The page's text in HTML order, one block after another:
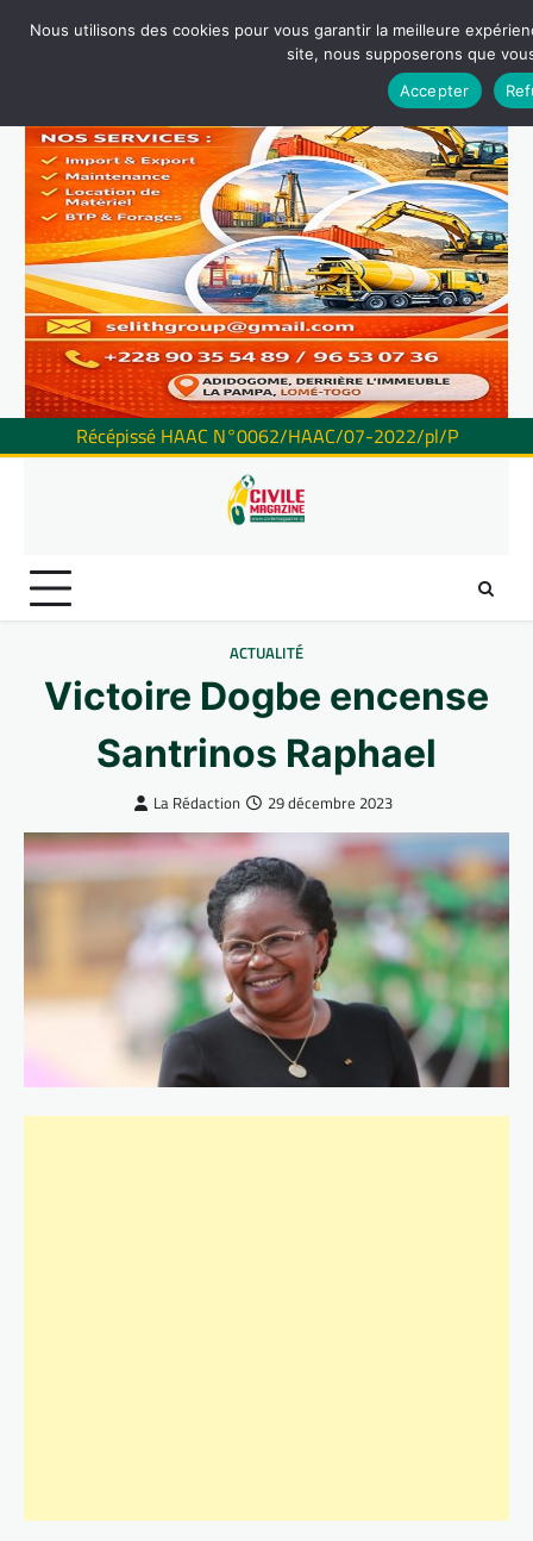
Récépissé HAAC N°0062/HAAC/07-2022/pl/P
ACTUALITÉ
Victoire Dogbe encense
Santrinos Raphael
La Rédaction 29 décembre 2023
Nous utilisons des cookies pour vous garantir la meilleure
site, nous supposerons que
Accepter